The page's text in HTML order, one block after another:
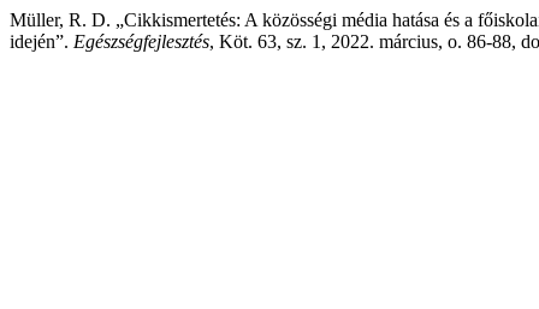
Müller, R. D. „Cikkismertetés: A közösségi média hatása és a
idején”. Egészségfejlesztés, Köt. 63, sz. 1, 2022. március, o. 86-88,